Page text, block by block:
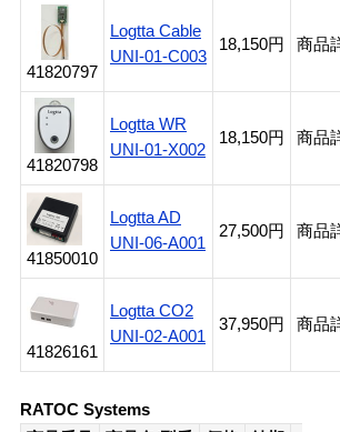
41820797
Logtta Cable
UNI-01-C003
18,150円 商品
41820798
Logtta WR
UNI-01-X002
18,150円 商品
41850010
Logtta AD
UNI-06-A001
27,500円 商品
41826161
Logtta CO2
UNI-02-A001
37,950円 商品
RATOC Systems